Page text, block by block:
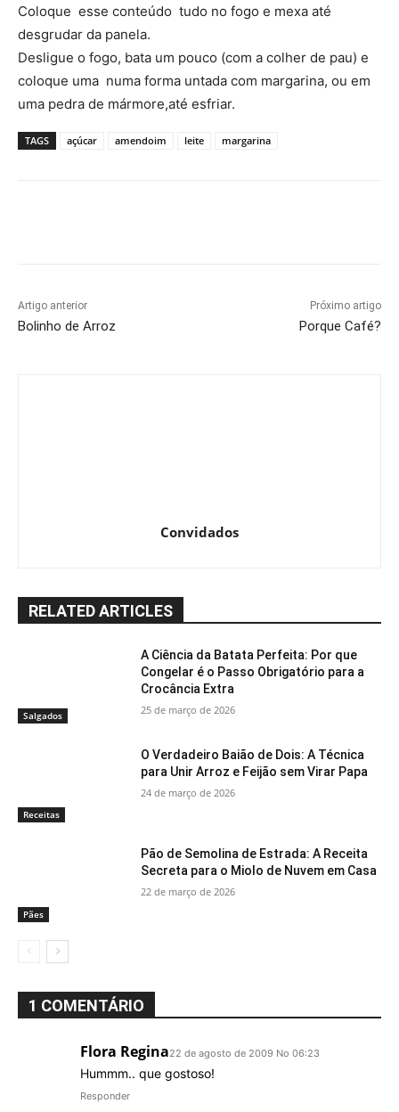
Coloque esse conteúdo tudo no fogo e mexa até
desgrudar da panela.
Desligue o fogo, bata um pouco (com a colher de pau) e
coloque uma numa forma untada com margarina, ou em
uma pedra de mármore,até esfriar.
TAGS açúcar amendoim leite margarina
Artigo anterior
Bolinho de Arroz
Próximo artigo
Porque Café?
Convidados
RELATED ARTICLES
Salgados
A Ciência da Batata Perfeita: Por que
Congelar é o Passo Obrigatório para a
Crocância Extra
25 de março de 2026
Receitas
O Verdadeiro Baião de Dois: A Técnica
para Unir Arroz e Feijão sem Virar Papa
24 de março de 2026
Pães
Pão de Semolina de Estrada: A Receita
Secreta para o Miolo de Nuvem em Casa
22 de março de 2026
1 COMENTÁRIO
Flora Regina22 de agosto de 2009 No 06:23
Hummm.. que gostoso!
Responder